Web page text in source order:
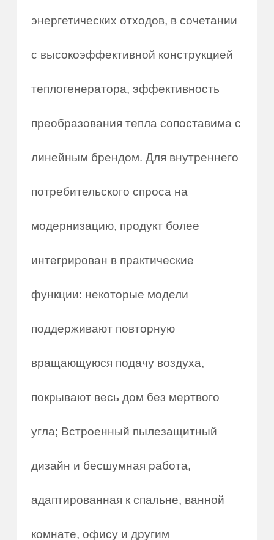
энергетических отходов, в сочетании
с высокоэффективной конструкцией
теплогенератора, эффективность
преобразования тепла сопоставима с
линейным брендом. Для внутреннего
потребительского спроса на
модернизацию, продукт более
интегрирован в практические
функции: некоторые модели
поддерживают повторную
вращающуюся подачу воздуха,
покрывают весь дом без мертвого
угла; Встроенный пылезащитный
дизайн и бесшумная работа,
адаптированная к спальне, ванной
комнате, офису и другим